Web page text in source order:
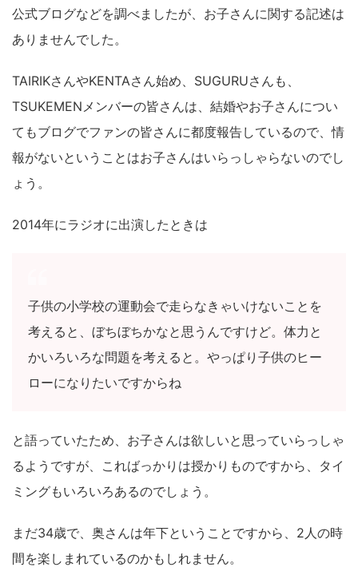
公式ブログなどを調べましたが、お子さんに関する記述は
ありませんでした。
TAIRIKさんやKENTAさん始め、SUGURUさんも、
TSUKEMENメンバーの皆さんは、結婚やお子さんについ
てもブログでファンの皆さんに都度報告しているので、情
報がないということはお子さんはいらっしゃらないのでし
ょう。
2014年にラジオに出演したときは
子供の小学校の運動会で走らなきゃいけないことを
考えると、ぼちぼちかなと思うんですけど。体力と
かいろいろな問題を考えると。やっぱり子供のヒー
ローになりたいですからね
と語っていたため、お子さんは欲しいと思っていらっしゃ
るようですが、こればっかりは授かりものですから、タイ
ミングもいろいろあるのでしょう。
まだ34歳で、奥さんは年下ということですから、2人の時
間を楽しまれているのかもしれません。